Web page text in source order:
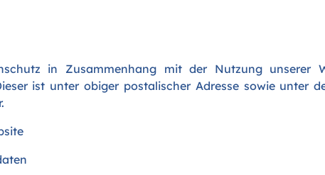
in Zusammenhang mit der Nutzung unserer
ist unter obiger postalischer Adresse sowie unter